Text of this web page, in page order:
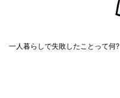
一人暮らしで失敗したことって何?